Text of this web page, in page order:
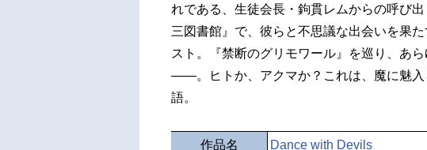
れである、生徒会長・鉤貫レムからの呼び
三図書館』で、彼らと不思議な出会いを果
スト。『禁断のグリモワール』を巡り、あ
――。ヒトか、アクマか？これは、魔に魅入
語。
作品名 Dance with Devils